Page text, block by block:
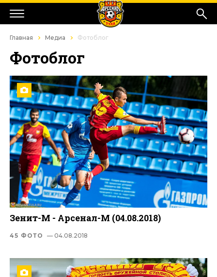
Главная Медиа Фотоблог
Фотоблог
Зенит-М - Арсенал-М (04.08.2018)
45 ФОТО — 04.08.2018